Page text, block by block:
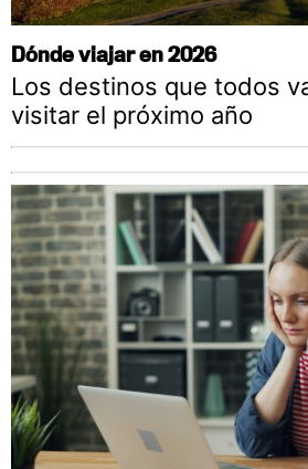
Dónde viajar en 2026
Los destinos que todos
visitar el próximo año